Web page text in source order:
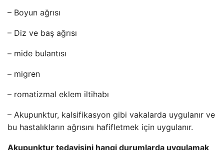
– Boyun ağrısı
– Diz ve baş ağrısı
– mide bulantısı
– migren
– romatizmal eklem iltihabı
– Akupunktur, kalsifikasyon gibi vakalarda uygulanır ve
bu hastalıkların ağrısını hafifletmek için uygulanır.
Akupunktur tedavisini hangi durumlarda uygulamak